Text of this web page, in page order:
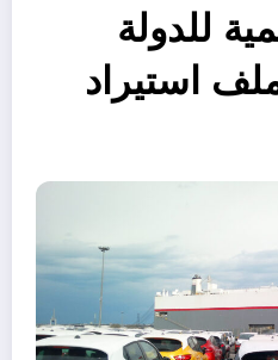
للدولة
استيراد